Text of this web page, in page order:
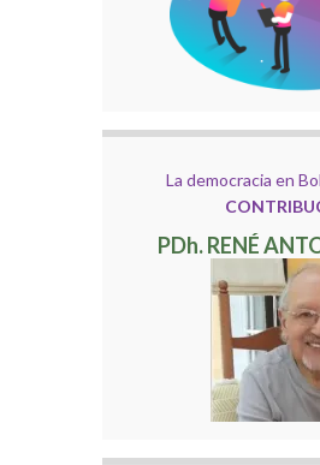
La democracia en
PDh. RENÉ